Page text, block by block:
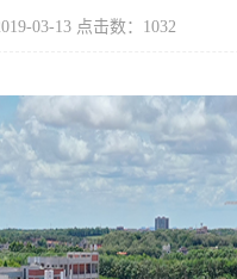
03-13 点击数： 1032